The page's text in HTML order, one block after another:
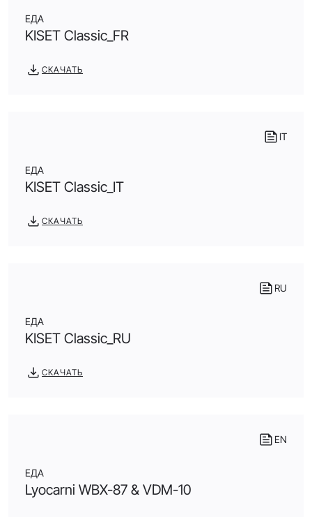
ЕДА
KISET Classic_FR
СКАЧАТЬ
IT
ЕДА
KISET Classic_IT
СКАЧАТЬ
RU
ЕДА
KISET Classic_RU
СКАЧАТЬ
EN
ЕДА
Lyocarni WBX-87 & VDM-10